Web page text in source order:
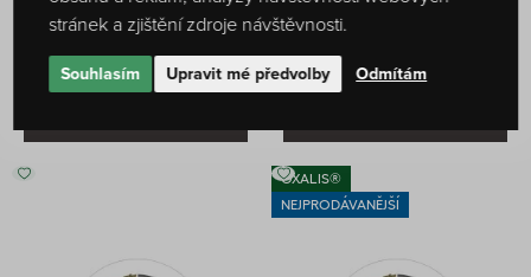
SKLADEM SKLADEM
OXALIS®
NEJPRODÁVANĚJŠÍ
stránek a zjištění zdroje návštěvnosti.
Souhlasím Upravit mé předvolby Odmítám